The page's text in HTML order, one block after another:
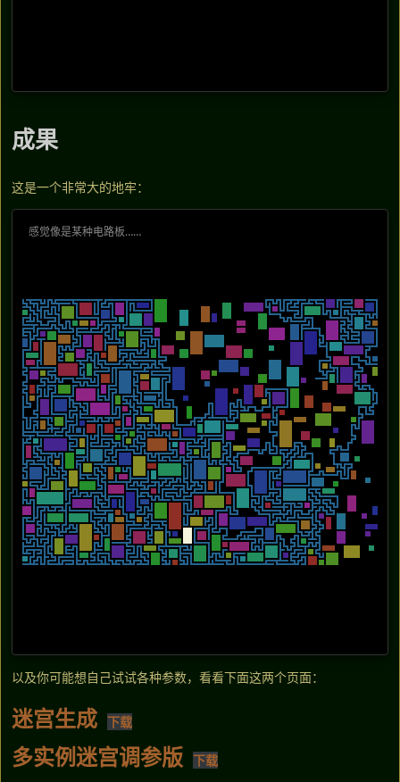
成果
这是一个非常大的地牢：
感觉像是某种电路板……
以及你可能想自己试试各种参数，看看下面这两个页面：
迷宫生成 下载
多实例迷宫调参版 下载